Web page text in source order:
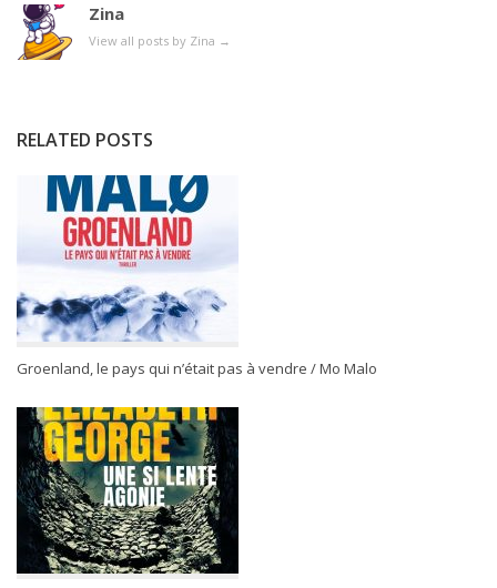
Zina
View all posts by Zina →
RELATED POSTS
Groenland, le pays qui n’était pas à vendre / Mo Malo